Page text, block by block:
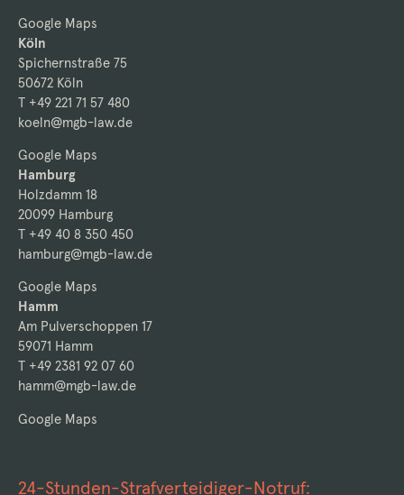
Google Maps
Köln
Spichernstraße 75
50672 Köln
T +49 221 71 57 480
koeln@mgb-law.de
Google Maps
Hamburg
Holzdamm 18
20099 Hamburg
T +49 40 8 350 450
hamburg@mgb-law.de
Google Maps
Hamm
Am Pulverschoppen 17
59071 Hamm
T +49 2381 92 07 60
hamm@mgb-law.de
Google Maps
24-Stunden-Strafverteidiger-Notruf: